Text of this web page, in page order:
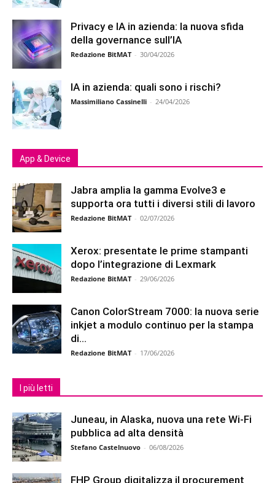
Privacy e IA in azienda: la nuova sfida
della governance sull’IA
Redazione BitMAT - 30/04/2026
IA in azienda: quali sono i rischi?
Massimiliano Cassinelli - 24/04/2026
App & Device
Jabra amplia la gamma Evolve3 e
supporta ora tutti i diversi stili di lavoro
Redazione BitMAT - 02/07/2026
Xerox: presentate le prime stampanti
dopo l’integrazione di Lexmark
Redazione BitMAT - 29/06/2026
Canon ColorStream 7000: la nuova serie
inkjet a modulo continuo per la stampa
di...
Redazione BitMAT - 17/06/2026
I più letti
Juneau, in Alaska, nuova una rete Wi-Fi
pubblica ad alta densità
Stefano Castelnuovo - 06/08/2026
FHP Group digitalizza il procurement